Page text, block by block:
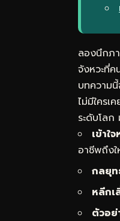
ลองนึกภ
จังหวะที่
บทความ
ไม่มีใคร
ระดับโลก
เข้าใ
อาชีพถึง
กลยุท
หลีก
ตัวอย่